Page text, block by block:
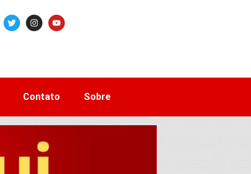
Contato Sobre